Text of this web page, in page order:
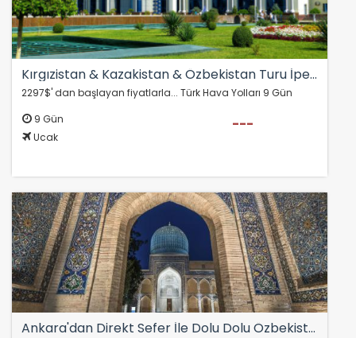
Kırgızistan & Kazakistan & Özbekistan Turu İpek Yolu Rotası
2297$' dan başlayan fiyatlarla... Türk Hava Yolları 9 Gün
9 Gün
Ucak
---
Ankara'dan Direkt Sefer İle Dolu Dolu Özbekistan Turu Rotası